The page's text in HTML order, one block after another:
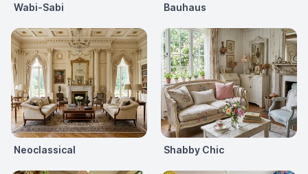
Wabi-Sabi Bauhaus
Neoclassical Shabby Chic